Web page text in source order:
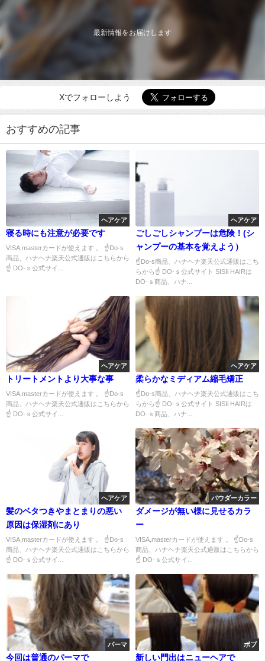
最新情報をお届けします
Xでフォローしよう
おすすめの記事
ヘアケア
寝る時にも注意が必要です
VISA,masterカードが使えます 。 ☝Do-s
商品、ハナヘナ楽天公式通販はこちらから
☝ DO-ｓ公式サイ...
ヘアケア
ごしごしシャンプーは危険！(シ
ャンプーの基本を覚えよう）
☝Do-s商品、ハナヘナ楽天公式通販はこち
らから☝ DO-ｓ公式サイト SISIi HAIRは
DO-ｓ商品、ハナ...
ヘアケア
トリートメントより大事な事
VISA,masterカードが使えます 。 ☝Do-s
商品、ハナヘナ楽天公式通販はこちらから
☝ DO-ｓ公式サイ...
ヘアケア
柔らかなミディアム縮毛矯正
☝Do-s商品、ハナヘナ楽天公式通販はこち
らから☝ DO-ｓ公式サイト SISIi HAIRは
DO-ｓ商品、ハナ...
ヘアケア
髪のベタつきやまとまりの悪い
原因は保湿剤にあり
VISA,masterカードが使えます 。 ☝Do-s
商品、ハナヘナ楽天公式通販はこちらから
☝ DO-ｓ公式サイ...
パウダーカラー
ダメージが無い様に見せるカラ
ー
VISA,masterカードが使えます 。 ☝Do-s
商品、ハナヘナ楽天公式通販はこちらから
☝ DO-ｓ公式サイ...
パーマ
今回は普通のパーマで
ボブ
新しい門出はニューヘアで